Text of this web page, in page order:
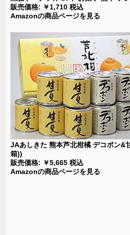
販売価格: ￥1,710 税込
Amazonの商品ページを見る
JAあしきた 熊本芦北柑橘 デコポン&
箱))
販売価格: ￥5,665 税込
Amazonの商品ページを見る